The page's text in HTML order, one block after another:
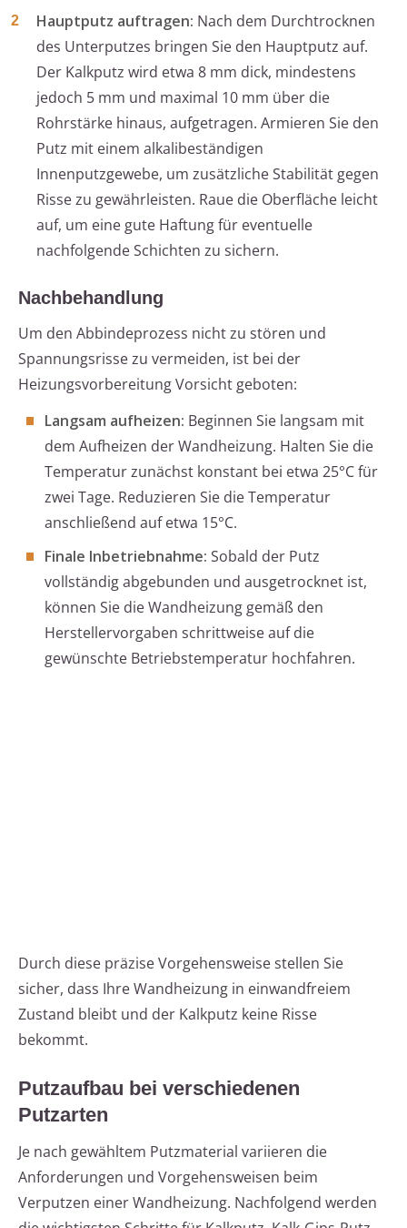
Hauptputz auftragen: Nach dem Durchtrocknen
des Unterputzes bringen Sie den Hauptputz auf.
Der Kalkputz wird etwa 8 mm dick, mindestens
jedoch 5 mm und maximal 10 mm über die
Rohrstärke hinaus, aufgetragen. Armieren Sie den
Putz mit einem alkalibeständigen
Innenputzgewebe, um zusätzliche Stabilität gegen
Risse zu gewährleisten. Raue die Oberfläche leicht
auf, um eine gute Haftung für eventuelle
nachfolgende Schichten zu sichern.
Nachbehandlung
Um den Abbindeprozess nicht zu stören und
Spannungsrisse zu vermeiden, ist bei der
Heizungsvorbereitung Vorsicht geboten:
Langsam aufheizen: Beginnen Sie langsam mit
dem Aufheizen der Wandheizung. Halten Sie die
Temperatur zunächst konstant bei etwa 25°C für
zwei Tage. Reduzieren Sie die Temperatur
anschließend auf etwa 15°C.
Finale Inbetriebnahme: Sobald der Putz
vollständig abgebunden und ausgetrocknet ist,
können Sie die Wandheizung gemäß den
Herstellervorgaben schrittweise auf die
gewünschte Betriebstemperatur hochfahren.
Durch diese präzise Vorgehensweise stellen Sie
sicher, dass Ihre Wandheizung in einwandfreiem
Zustand bleibt und der Kalkputz keine Risse
bekommt.
Putzaufbau bei verschiedenen
Putzarten
Je nach gewähltem Putzmaterial variieren die
Anforderungen und Vorgehensweisen beim
Verputzen einer Wandheizung. Nachfolgend werden